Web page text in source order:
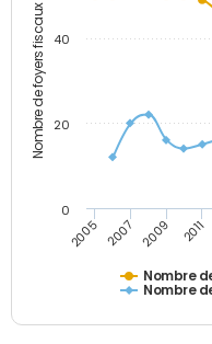
Nombre de foyers fiscaux
Nombre
Nombre
2005 2007 2009 2011
0
20
40